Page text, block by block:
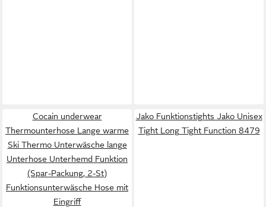
Cocain underwear
Thermounterhose Lange warme
Ski Thermo Unterwäsche lange
Unterhose Unterhemd Funktion
(Spar-Packung, 2-St)
Funktionsunterwäsche Hose mit
Eingriff
Jako Funktionstights Jako Unisex
Tight Long Tight Function 8479